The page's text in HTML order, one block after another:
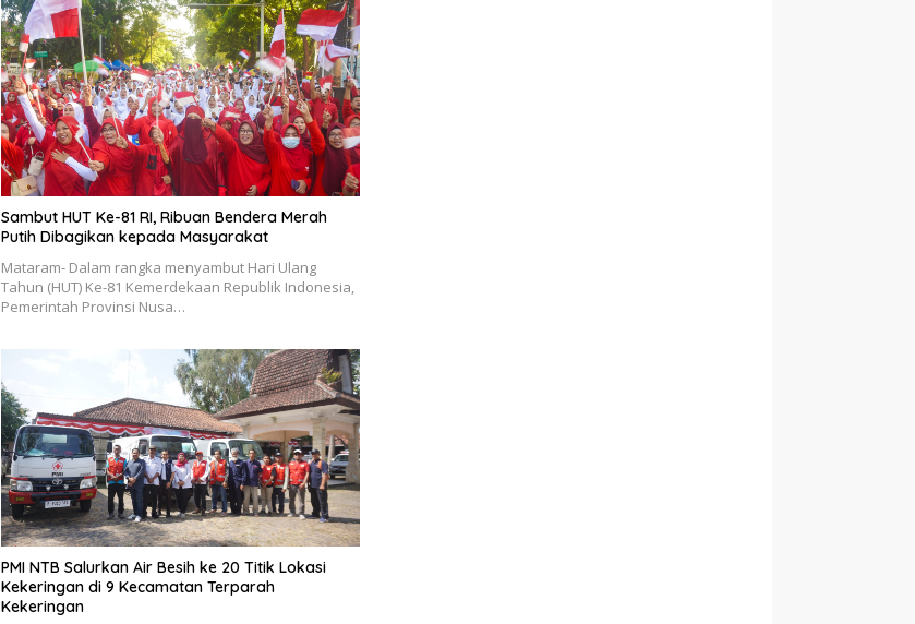
Sambut HUT Ke-81 RI, Ribuan Bendera Merah
Putih Dibagikan kepada Masyarakat
Mataram- Dalam rangka menyambut Hari Ulang
Tahun (HUT) Ke-81 Kemerdekaan Republik Indonesia,
Pemerintah Provinsi Nusa…
PMI NTB Salurkan Air Besih ke 20 Titik Lokasi
Kekeringan di 9 Kecamatan Terparah
Kekeringan